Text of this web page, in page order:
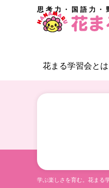
思考力・国語力・
花まる学習会とは
学ぶ楽しさを育む。花まる